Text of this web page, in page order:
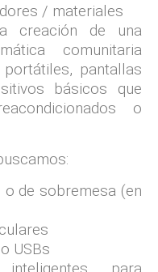
/ materiales
creación de una
comunitaria
pantallas
básicos que
o
de sobremesa (en
USBs
para